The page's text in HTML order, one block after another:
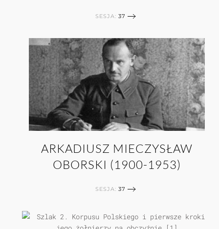
SESJA: 37
ARKADIUSZ MIECZYSŁAW
OBORSKI (1900-1953)
SESJA: 37